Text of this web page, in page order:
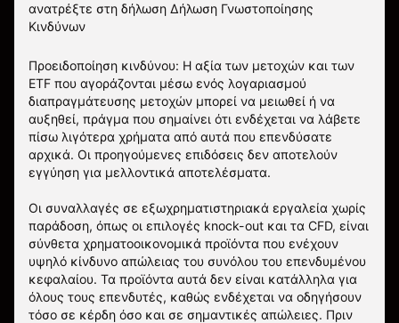
ανατρέξτε στη δήλωση Δήλωση Γνωστοποίησης
Κινδύνων
Προειδοποίηση κινδύνου: Η αξία των μετοχών και των
ETF που αγοράζονται μέσω ενός λογαριασμού
διαπραγμάτευσης μετοχών μπορεί να μειωθεί ή να
αυξηθεί, πράγμα που σημαίνει ότι ενδέχεται να λάβετε
πίσω λιγότερα χρήματα από αυτά που επενδύσατε
αρχικά. Οι προηγούμενες επιδόσεις δεν αποτελούν
εγγύηση για μελλοντικά αποτελέσματα.
Οι συναλλαγές σε εξωχρηματιστηριακά εργαλεία χωρίς
παράδοση, όπως οι επιλογές knock-out και τα CFD, είναι
σύνθετα χρηματοοικονομικά προϊόντα που ενέχουν
υψηλό κίνδυνο απώλειας του συνόλου του επενδυμένου
κεφαλαίου. Τα προϊόντα αυτά δεν είναι κατάλληλα για
όλους τους επενδυτές, καθώς ενδέχεται να οδηγήσουν
τόσο σε κέρδη όσο και σε σημαντικές απώλειες. Πριν